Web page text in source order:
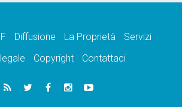
Diffusione La Proprietà
Servizi
Copyright Contattaci